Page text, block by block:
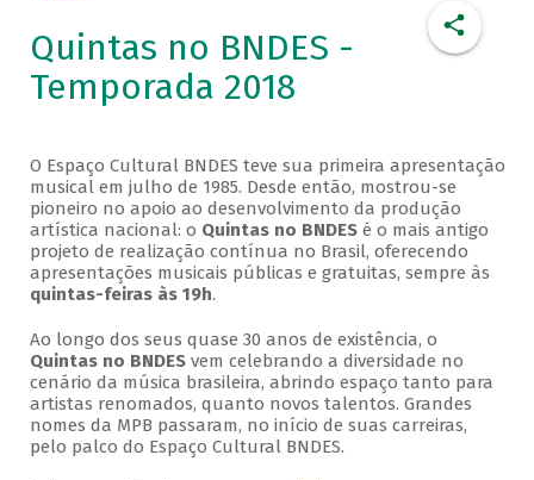
Quintas no BNDES -
Temporada 2018
O Espaço Cultural BNDES teve sua primeira apresentação
musical em julho de 1985. Desde então, mostrou-se
pioneiro no apoio ao desenvolvimento da produção
artística nacional: o Quintas no BNDESé o mais antigo
projeto de realização contínua no Brasil, oferecendo
apresentações musicais públicas e gratuitas, sempre às
quintas-feiras às 19h.
Ao longo dos seus quase 30 anos de existência, o
Quintas no BNDESvem celebrando a diversidade no
cenário da música brasileira, abrindo espaço tanto para
artistas renomados, quanto novos talentos. Grandes
nomes da MPB passaram, no início de suas carreiras,
pelo palco do Espaço Cultural BNDES.